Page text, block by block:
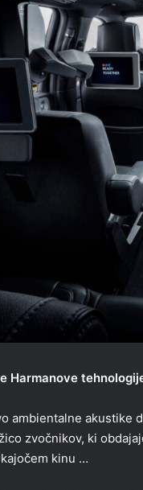
Harmanove
ambientalne akustike
zvočnikov, ki
kinu …